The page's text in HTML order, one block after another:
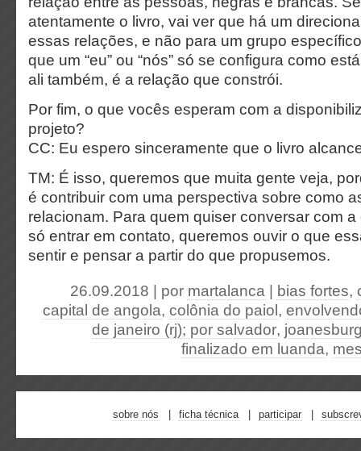
atentamente o livro, vai ver que há um
essas relações, e não para um grupo
que um “eu” ou “nós” só se configura como
ali também, é a relação que constrói.
Por fim, o que vocês esperam com a
projeto?
CC: Eu espero sinceramente que o livro
TM: É isso, queremos que muita gente veja,
é contribuir com uma perspectiva sobre como
relacionam. Para quem quiser conversar com
só entrar em contato, queremos ouvir o que
sentir e pensar a partir do que propusemos.
26.09.2018 | por martalanca bias fortes,
capital de angola, colônia do paiol ,
de janeiro (rj); por salvador,
finalizado em luanda,
sobre nós ficha técnica participar